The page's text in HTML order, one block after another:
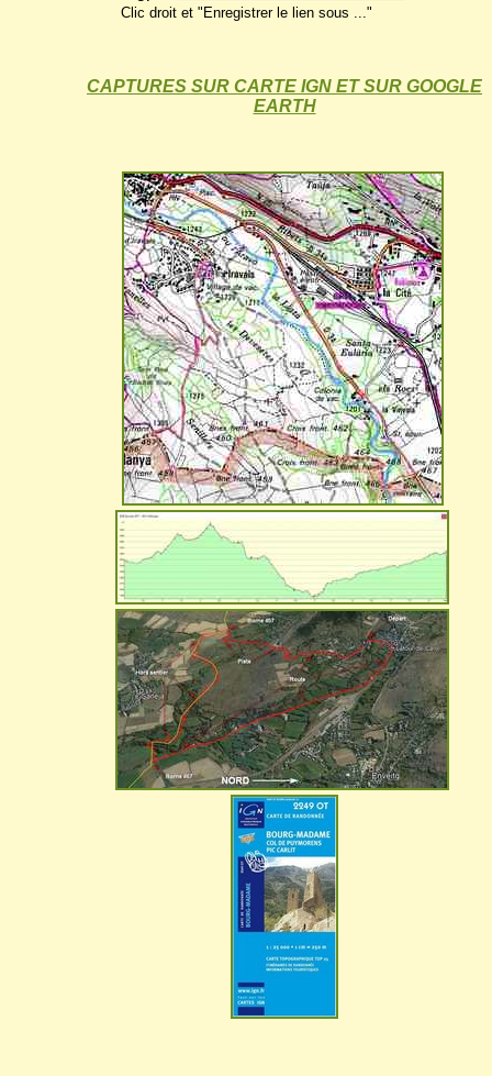
Clic droit et "Enregistrer le lien sous ..."
CAPTURES SUR CARTE IGN ET SUR GOOGLE
EARTH